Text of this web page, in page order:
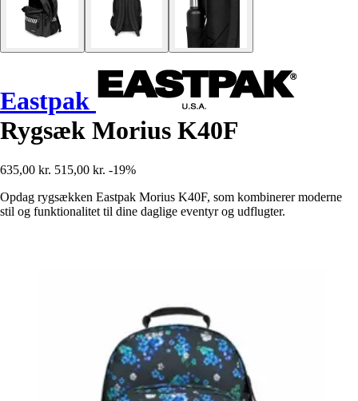
Eastpak
Rygsæk Morius K40F
635,00 kr. 515,00 kr. -19%
Opdag rygsækken Eastpak Morius K40F, som kombinerer moderne
stil og funktionalitet til dine daglige eventyr og udflugter.